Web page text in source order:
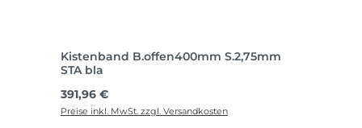
Kistenband B.offen400mm S.2,75mm
STA bla
Regulärer Preis:
391,96 €
Preise inkl. MwSt. zzgl. Versandkosten